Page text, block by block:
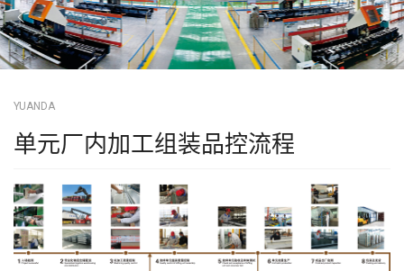
YUANDA
单元厂内加工组装品控流程